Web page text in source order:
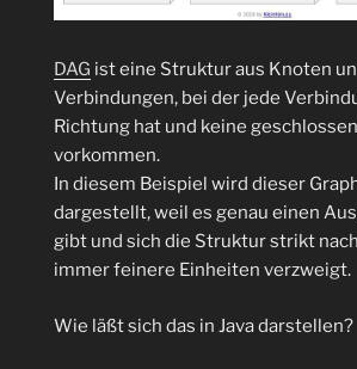
DAG ist eine Struktur aus Knoten
Verbindungen, bei der jede
Richtung hat und keine
vorkommen.
In diesem Beispiel wird dieser
dargestellt, weil es genau einen
gibt und sich die Struktur strikt
immer feinere Einheiten verzweigt.
Wie läßt sich das in Java darstellen?